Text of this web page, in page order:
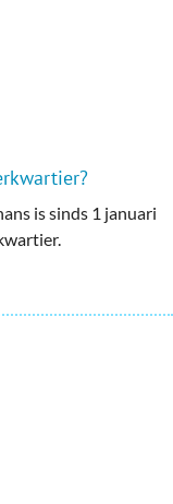
is sinds 1 januari